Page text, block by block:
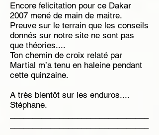
Encore felicitation pour ce Dakar
2007 mené de main de maitre.
Preuve sur le terrain que les conseils
donnés sur notre site ne sont pas
que théories....
Ton chemin de croix relaté par
Martial m’a tenu en haleine pendant
cette quinzaine.
A très bientôt sur les enduros....
Stéphane.